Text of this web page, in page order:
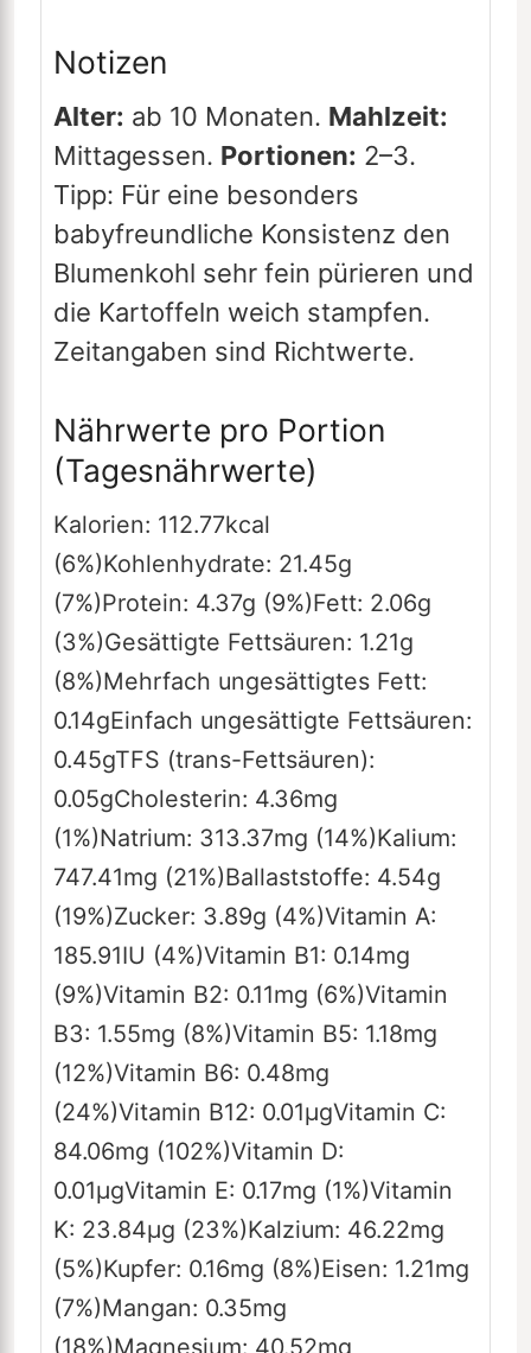
Notizen
Alter: ab 10 Monaten. Mahlzeit:
Mittagessen. Portionen: 2–3.
Tipp: Für eine besonders
babyfreundliche Konsistenz den
Blumenkohl sehr fein pürieren und
die Kartoffeln weich stampfen.
Zeitangaben sind Richtwerte.
Nährwerte pro Portion
(Tagesnährwerte)
Kalorien: 112.77kcal
(6%)Kohlenhydrate: 21.45g
(7%)Protein: 4.37g (9%)Fett: 2.06g
(3%)Gesättigte Fettsäuren: 1.21g
(8%)Mehrfach ungesättigtes Fett:
0.14gEinfach ungesättigte Fettsäuren:
0.45gTFS (trans-Fettsäuren):
0.05gCholesterin: 4.36mg
(1%)Natrium: 313.37mg (14%)Kalium:
747.41mg (21%)Ballaststoffe: 4.54g
(19%)Zucker: 3.89g (4%)Vitamin A:
185.91IU (4%)Vitamin B1: 0.14mg
(9%)Vitamin B2: 0.11mg (6%)Vitamin
B3: 1.55mg (8%)Vitamin B5: 1.18mg
(12%)Vitamin B6: 0.48mg
(24%)Vitamin B12: 0.01µgVitamin C:
84.06mg (102%)Vitamin D:
0.01µgVitamin E: 0.17mg (1%)Vitamin
K: 23.84µg (23%)Kalzium: 46.22mg
(5%)Kupfer: 0.16mg (8%)Eisen: 1.21mg
(7%)Mangan: 0.35mg
(18%)Magnesium: 40.52mg